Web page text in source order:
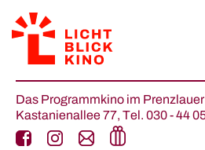
Das Programmkino im
Kastanienallee 77, Tel. 030 - 44